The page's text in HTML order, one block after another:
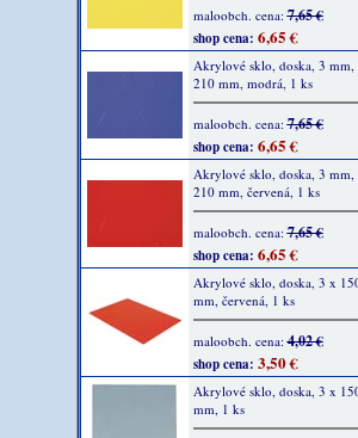
maloobch. cena:7,65 €
shop cena: 6,65 €
Akrylové sklo, doska, 3 mm,
210 mm, modrá, 1 ks
maloobch. cena:7,65 €
shop cena: 6,65 €
Akrylové sklo, doska, 3 mm,
210 mm, červená, 1 ks
maloobch. cena:7,65 €
shop cena: 6,65 €
Akrylové sklo, doska, 3 x
mm, červená, 1 ks
maloobch. cena:4,02 €
shop cena: 3,50 €
Akrylové sklo, doska, 3 x
mm, 1 ks